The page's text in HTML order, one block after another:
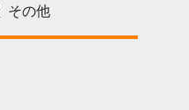
その他